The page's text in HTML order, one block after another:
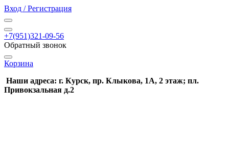
Вход / Регистрация
+7(951)321-09-56
Обратный звонок
Корзина
Наши адреса: г. Курск, пр. Клыкова, 1А, 2 этаж; пл.
Привокзальная д.2